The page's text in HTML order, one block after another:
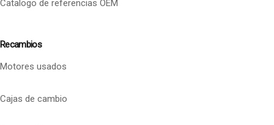
Catalogo de referencias OEM
Recambios
Motores usados
Cajas de cambio